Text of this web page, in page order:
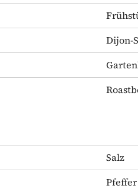
Dijon-
Salz
Pfeffer